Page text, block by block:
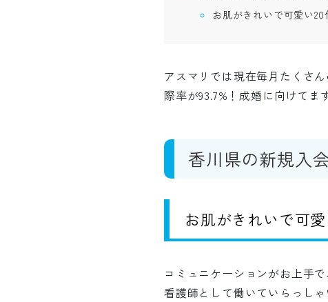
お肌がきれいで可愛い20
アスマリでは現在毎月たくさ
際率が93.7%！成婚に向けてま
香川県の新規入
お肌がきれいで可愛
コミュニケーションがお上手
看護師として働いていらっし